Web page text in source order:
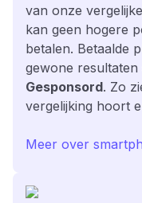
van onze
kan geen hogere
betalen. Betaalde
gewone
Gesponsord. Zo
vergelijking hoort
Meer over